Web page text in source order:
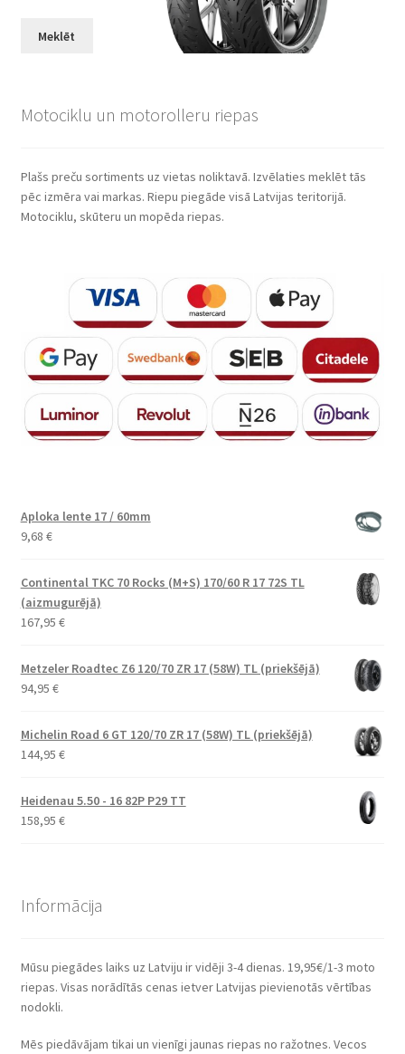
Meklēt
Motociklu un motorolleru riepas
Plašs preču sortiments uz vietas noliktavā. Izvēlaties meklēt tās
pēc izmēra vai markas. Riepu piegāde visā Latvijas teritorijā.
Motociklu, skūteru un mopēda riepas.
Aploka lente 17 / 60mm
9,68 €
Continental TKC 70 Rocks (M+S) 170/60 R 17 72S TL
(aizmugurējā)
167,95 €
Metzeler Roadtec Z6 120/70 ZR 17 (58W) TL (priekšējā)
94,95 €
Michelin Road 6 GT 120/70 ZR 17 (58W) TL (priekšējā)
144,95 €
Heidenau 5.50 - 16 82P P29 TT
158,95 €
Informācija
Mūsu piegādes laiks uz Latviju ir vidēji 3-4 dienas. 19,95€/1-3 moto
riepas. Visas norādītās cenas ietver Latvijas pievienotās vērtības
nodokli.
Mēs piedāvājam tikai un vienīgi jaunas riepas no ražotnes. Vecos